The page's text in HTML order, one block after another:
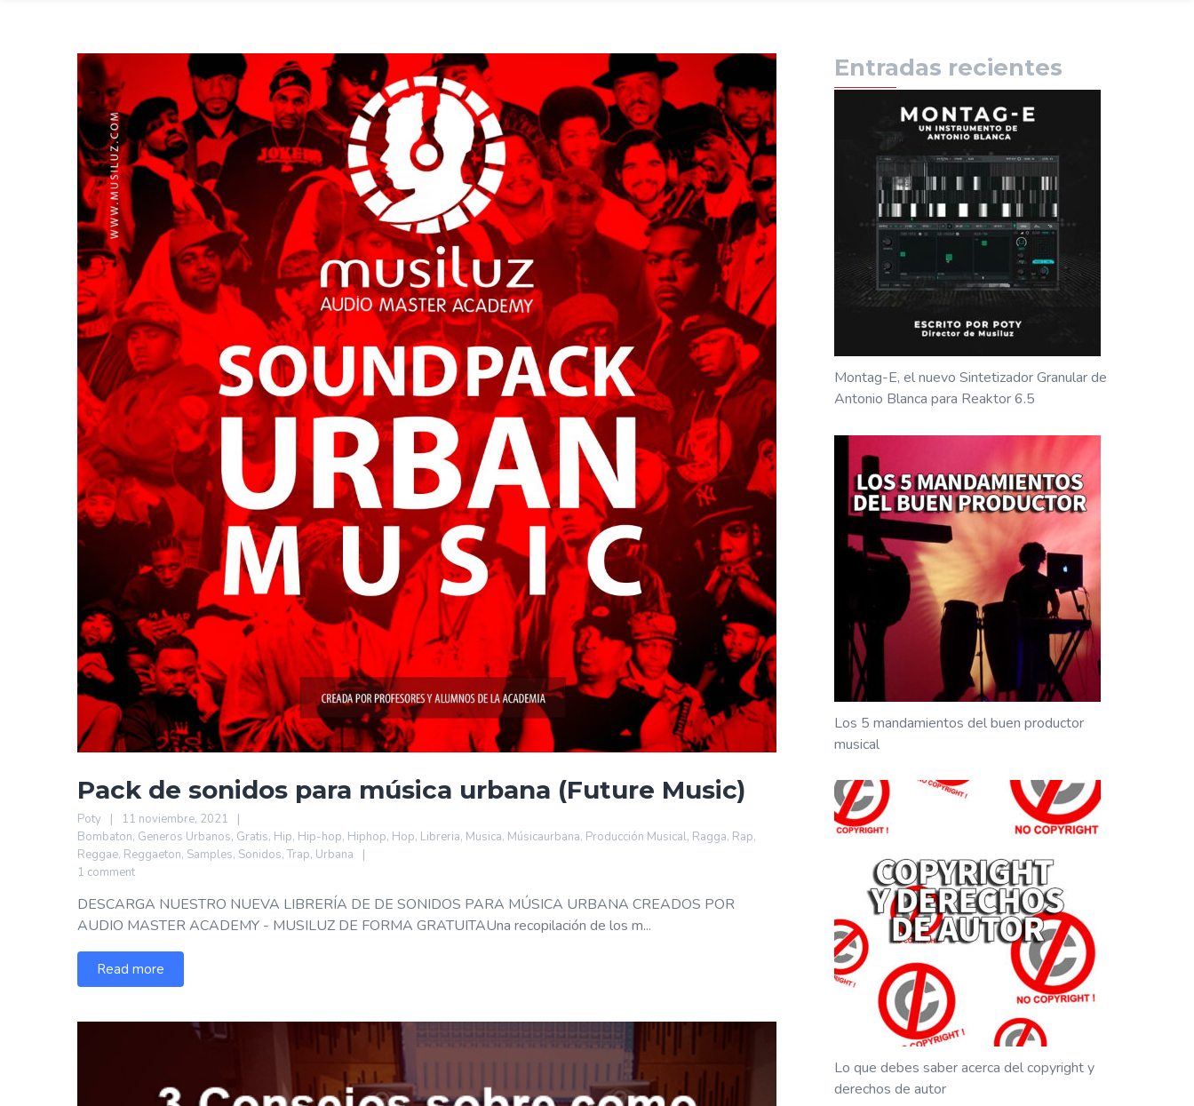
Pack de sonidos para música urbana (Future Music)
Poty
11 noviembre, 2021
Bombaton, Generos Urbanos, Gratis, Hip, Hip-hop, Hiphop, Hop, Libreria, Musica, Músicaurbana, Producción Musical, Ragga, Rap,
Reggae, Reggaeton, Samples, Sonidos,Trap, Urbana
1 comment
DESCARGA NUESTRO NUEVA LIBRERÍA DE DE SONIDOS PARA MÚSICA URBANA CREADOS POR
AUDIO MASTER ACADEMY - MUSILUZ DE FORMA GRATUITAUna recopilación de los m...
Read more
Entradas recientes
Montag-E, el nuevo Sintetizador Granular de
Antonio Blanca para Reaktor 6.5
Los 5 mandamientos del buen productor
musical
Lo que debes saber acerca del copyright y
derechos de autor